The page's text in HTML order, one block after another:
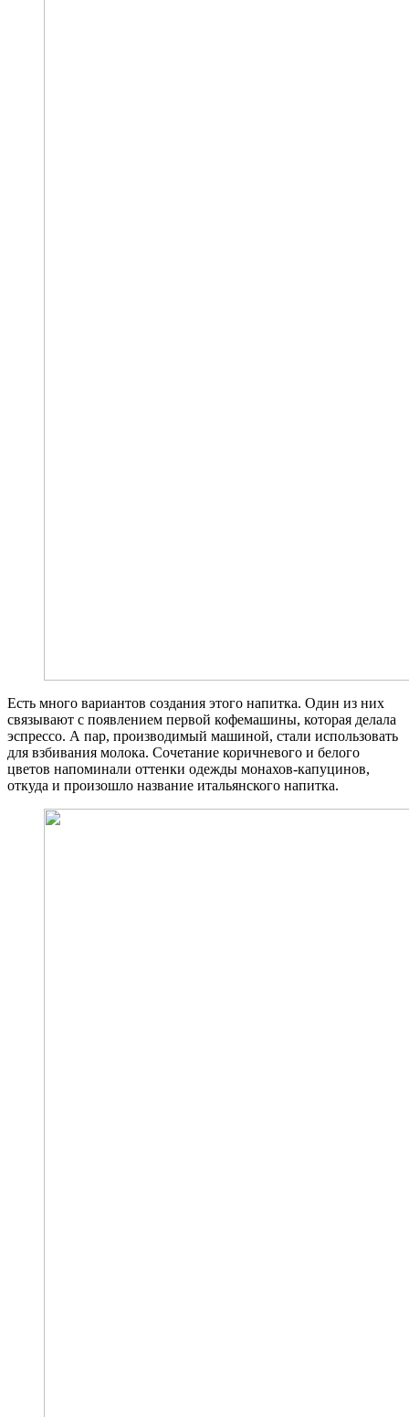
Есть много вариантов создания этого напитка. Один из них
связывают с появлением первой кофемашины, которая делала
эспрессо. А пар, производимый машиной, стали использовать
для взбивания молока. Сочетание коричневого и белого
цветов напоминали оттенки одежды монахов-капуцинов,
откуда и произошло название итальянского напитка.